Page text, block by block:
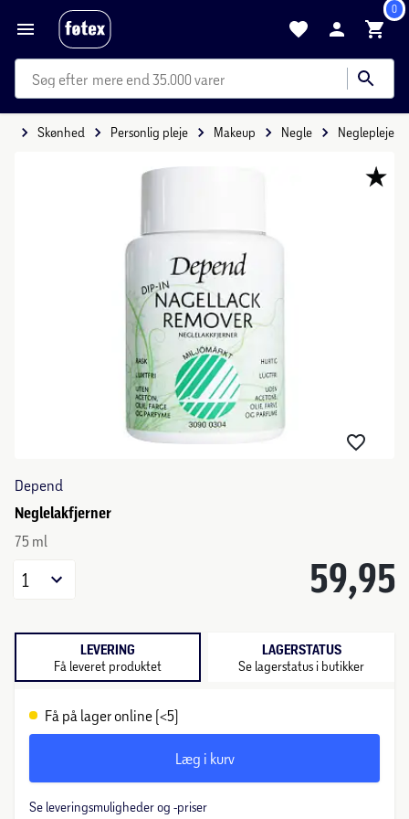
0
mere end 35.000 varer
Skønhed Personlig pleje Makeup Negle Neglepleje
Depend
Neglelakfjerner
75 ml
59,95
1
LEVERING
Få leveret produktet
LAGERSTATUS
Se lagerstatus i butikker
Få på lager online (<5)
Læg i kurv
Se leveringsmuligheder og -priser